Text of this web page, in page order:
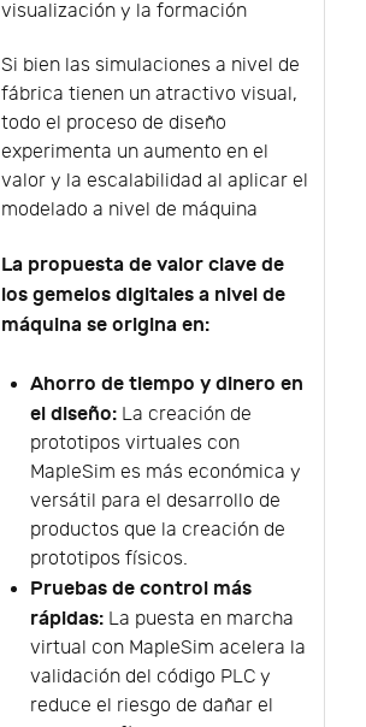
visualización y la formación
Si bien las simulaciones a nivel de
fábrica tienen un atractivo visual,
todo el proceso de diseño
experimenta un aumento en el
valor y la escalabilidad al aplicar el
modelado a nivel de máquina
La propuesta de valor clave de
los gemelos digitales a nivel de
máquina se origina en:
Ahorro de tiempo y dinero en
el diseño: La creación de
prototipos virtuales con
MapleSim es más económica y
versátil para el desarrollo de
productos que la creación de
prototipos físicos.
Pruebas de control más
rápidas: La puesta en marcha
virtual con MapleSim acelera la
validación del código PLC y
reduce el riesgo de dañar el